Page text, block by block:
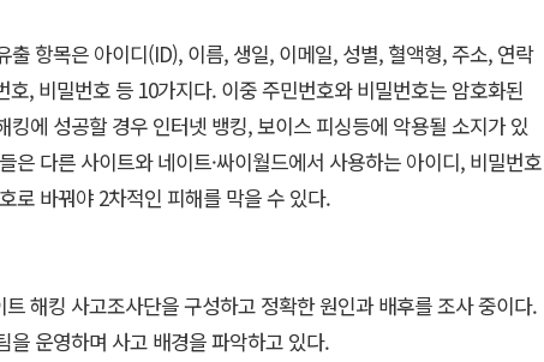
출 항목은 아이디(ID), 이름, 생일, 이메일, 성별, 혈액형, 주소, 연락
호, 비밀번호 등 10가지다. 이중 주민번호와 비밀번호는 암호화된
킹에 성공할 경우 인터넷 뱅킹, 보이스 피싱등에 악용될 소지가 있
은 다른 사이트와 네이트·싸이월드에서 사용하는 아이디, 비밀번호
로 바꿔야 2차적인 피해를 막을 수 있다.
해킹 사고조사단을 구성하고 정확한 원인과 배후를 조사 중이다.
을 운영하며 사고 배경을 파악하고 있다.